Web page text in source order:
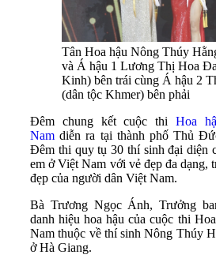
Tân Hoa hậu Nông Thúy
và Á hậu 1 Lương Thị Hoa
Kinh) bên trái cùng Á hậu 2
(dân tộc Khmer) bên phải
Đêm chung kết cuộc thi Hoa
Nam diễn ra tại thành phố Thủ
Đêm thi quy tụ 30 thí sinh đại diện
em ở Việt Nam với vẻ đẹp đa dạng,
đẹp của người dân Việt Nam.
Bà Trương Ngọc Ánh, Trưởng
danh hiệu hoa hậu của cuộc thi
Nam thuộc về thí sinh Nông Thúy
ở Hà Giang.